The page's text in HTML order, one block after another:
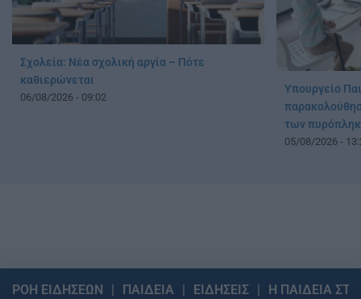
Σχολεία: Νέα σχολική αργία – Πότε
καθιερώνεται
06/08/2026 - 09:02
Υπουργείο
των
05/08/2026 -
ΡΟΗ ΕΙΔΗΣΕΩΝ ΠΑΙΔΕΙΑ ΕΙΔΗΣΕΙΣ Η ΠΑΙΔΕΙΑ